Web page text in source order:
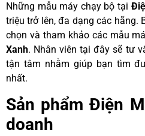
Những mẫu máy chạy bộ tại
triệu trở lên, đa dạng các hãng.
chọn và tham khảo các mẫu
Xanh. Nhân viên tại đây sẽ tư
tận tâm nhằm giúp bạn tìm
nhất.
Sản phẩm Điện
doanh